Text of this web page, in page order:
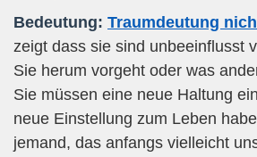
Bedeutung: Traumdeutung
zeigt dass sie sind unbeeinflusst
Sie herum vorgeht oder was
Sie müssen eine neue Haltung
neue Einstellung zum Leben
jemand, das anfangs vielleicht